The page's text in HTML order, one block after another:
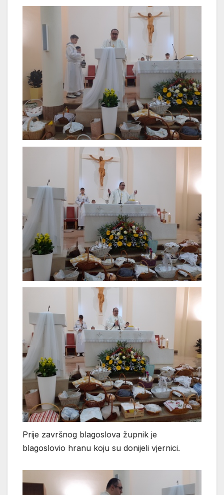
Prije završnog blagoslova župnik je
blagoslovio hranu koju su donijeli vjernici.